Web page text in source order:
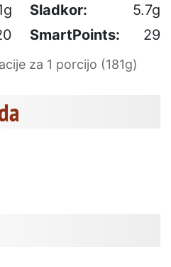
Sladkor:
5.7g
SmartPoints: 29
za 1 porcijo (181g)